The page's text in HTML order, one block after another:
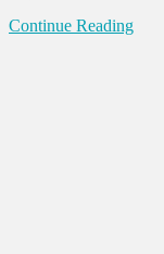
Continue Reading